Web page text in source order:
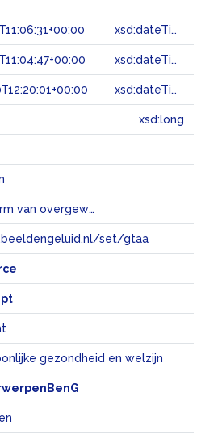
xsd:dateTime
xsd:dateTime
xsd:dateTime
xsd:long
ernstige vorm van overgewicht
set/gtaa
gezondheid en welzijn